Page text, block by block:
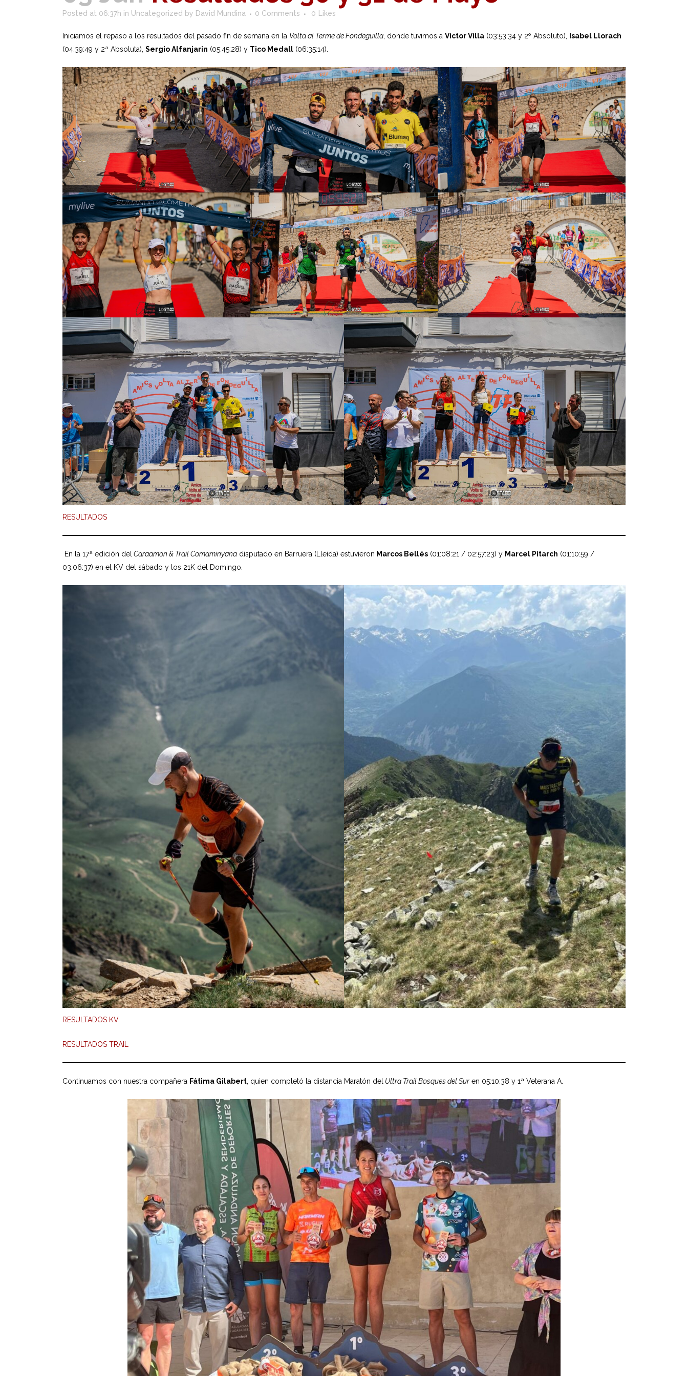
Posted at 06:37h in Uncategorized by David Mundina 0 Comments 0 Likes
Iniciamos el repaso a los resultados del pasado fin de semana en la Volta al Terme de Fondeguilla, donde tuvimos a Victor Villa (03:53:34 y 2º Absoluto), Isabel Llorach
(04:39:49 y 2ª Absoluta), Sergio Alfanjarin (05:45:28) y Tico Medall (06:35:14).
RESULTADOS
En la 17ª edición delCaraamon & Trail Comaminyana disputado en Barruera (Lleida) estuvieron Marcos Bellés (01:08:21 / 02:57:23) y Marcel Pitarch (01:10:59 /
03:06:37) en el KV del sábado y los 21K del Domingo.
RESULTADOS KV
RESULTADOS TRAIL
Continuamos con nuestra compañera Fátima Gilabert , quien completó la distancia Maratón del Ultra Trail Bosques del Sur en 05:10:38 y 1ª Veterana A.